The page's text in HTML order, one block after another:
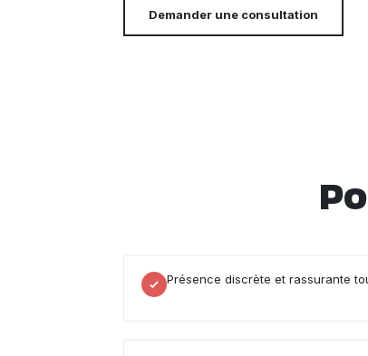
Demander une consultation
Présence discrète et rassurante